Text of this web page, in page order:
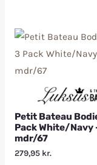
Petit Bateau
Pack White/Navy
mdr/67
279,95 kr.